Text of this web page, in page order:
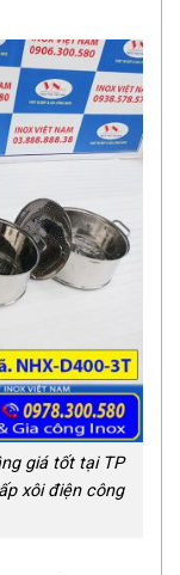
giá tốt tại TP
xôi điện công